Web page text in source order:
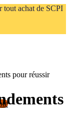
tout achat de SCPI
pour réussir